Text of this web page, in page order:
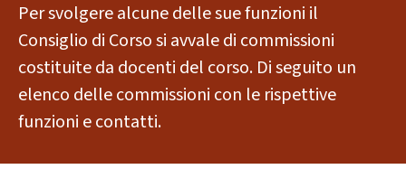
Per svolgere alcune delle sue funzioni il
Consiglio di Corso si avvale di commissioni
costituite da docenti del corso. Di seguito un
elenco delle commissioni con le rispettive
funzioni e contatti.